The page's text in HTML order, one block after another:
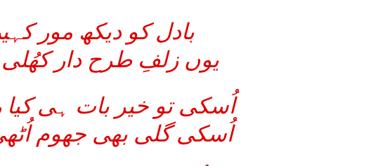
بادل کو دیکھ مور
یوں زلفِ طرح دار
اُسکی تو خیر بات ہی
اُسکی گلی بھی جھوم